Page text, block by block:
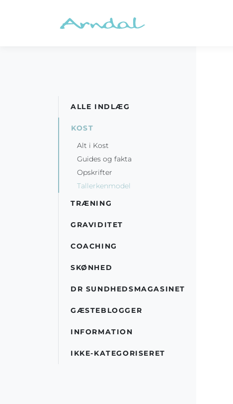
ALLE INDLÆG
KOST
Alt i Kost
Guides og fakta
Opskrifter
Tallerkenmodel
TRÆNING
GRAVIDITET
COACHING
SKØNHED
DR SUNDHEDSMAGASINET
GÆSTEBLOGGER
INFORMATION
IKKE-KATEGORISERET